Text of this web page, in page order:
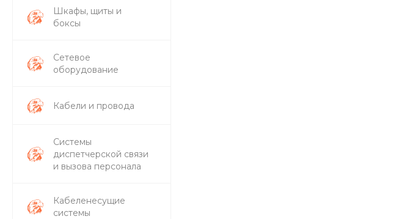
Шкафы, щиты и
боксы
Сетевое
оборудование
Кабели и провода
Системы
диспетчерской связи
и вызова персонала
Кабеленесущие
системы